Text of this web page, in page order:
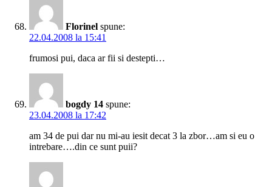
Florinel spune:
22.04.2008 la 15:41
frumosi pui, daca ar fii si destepti…
bogdy 14 spune:
23.04.2008 la 17:42
am 34 de pui dar nu mi-au iesit decat 3 la zbor…am si eu o
intrebare….din ce sunt puii?